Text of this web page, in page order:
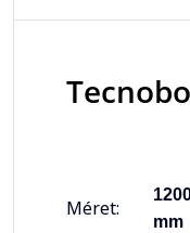
Méret:
mm